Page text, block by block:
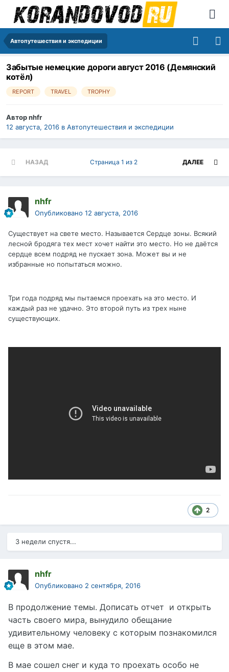
Автопутешествия и экспедиции
Забытые немецкие дороги август 2016 (Демянский
котёл)
REPORT TRAVEL TROPHY
Авторnhfr
12 августа, 2016 в Автопутешествия и экспедиции
НАЗАД ДАЛЕЕ
Страница 1 из 2
nhfr
Опубликовано 12 августа, 2016
Существует на свете место. Называется Сердце зоны. Всякий
лесной бродяга тех мест хочет найти это место. Но не даётся
сердце всем подряд не пускает зона. Может вы и не
избранные но попытаться можно.
Три года подряд мы пытаемся проехать на это место. И
каждый раз не удачно. Это второй путь из трех ныне
существующих.
2
3 недели спустя...
nhfr
Опубликовано 2 сентября, 2016
В продолжение темы. Дописать отчет и открыть
часть своего мира, вынудило обещание
удивительному человеку с которым познакомился
еще в этом мае.
В мае сошел снег и куда то проехать особо не